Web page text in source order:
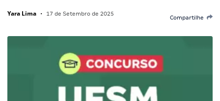
Yara Lima • 17 de Setembro de 2025
Compartilhe